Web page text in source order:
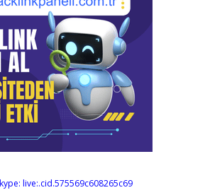
live:.cid.575569c608265c69